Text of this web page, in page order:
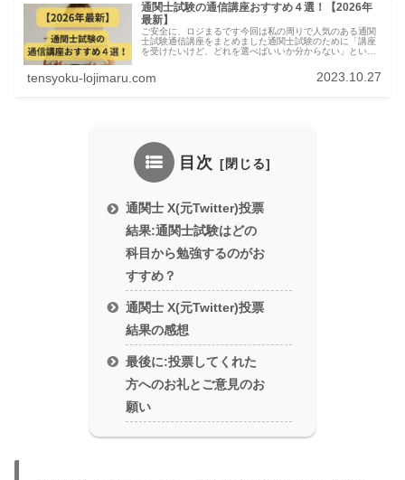
通関士試験の通信講座おすすめ４選！【2026年
最新】
ご安全に、ロジまるです今回は私の周りで人気のある通関
士試験通信講座をまとめました通関士試験のために「講座
を受けたいけど、どれを選べばいいか分からない」という
tensyoku-lojimaru.com 2023.10.27
目次
通関士 X(元Twitter)投票
結果:通関士試験はどの
科目から勉強するのがお
すすめ？
通関士 X(元Twitter)投票
結果の感想
最後に:投票してくれた
方へのお礼とご意見のお
願い